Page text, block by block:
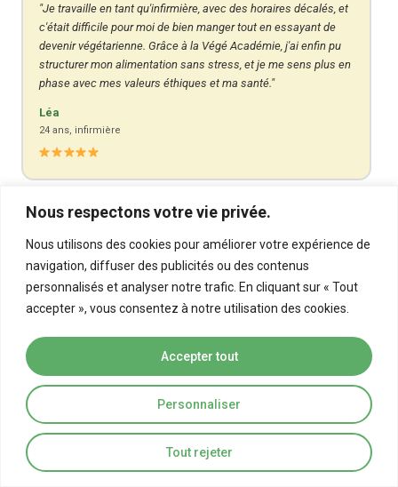
Nous respectons votre vie privée.
Nous utilisons des cookies pour améliorer votre expérience de
navigation, diffuser des publicités ou des contenus
personnalisés et analyser notre trafic. En cliquant sur « Tout
accepter », vous consentez à notre utilisation des cookies.
Personnaliser
Tout rejeter
Accepter tout
"Je travaille en tant qu'infirmière, avec des horaires décalés, et
c'était difficile pour moi de bien manger tout en essayant de
devenir végétarienne. Grâce à la Végé Académie, j'ai enfin pu
structurer mon alimentation sans stress, et je me sens plus en
phase avec mes valeurs éthiques et ma santé."
Léa
24 ans, infirmière
"À 50 ans, je me suis lancé le défi de changer mon alimentation
pour une version plus éthique. La Végé Académie m'a offert
bien plus qu'un simple programme : c'est un vrai
accompagnement. Je me sens en meilleure forme qu'à 30 ans
et Alexandra est toujours disponible pour répondre à nos
doutes."
50 ans, en pleine reconversion professionnelle
"Je craignais de manquer de diversité et de saveurs dans mes
repas. La Végé Académie m'a montré que c'était tout le